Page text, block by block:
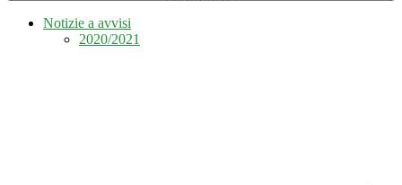
Notizie a avvisi
2020/2021